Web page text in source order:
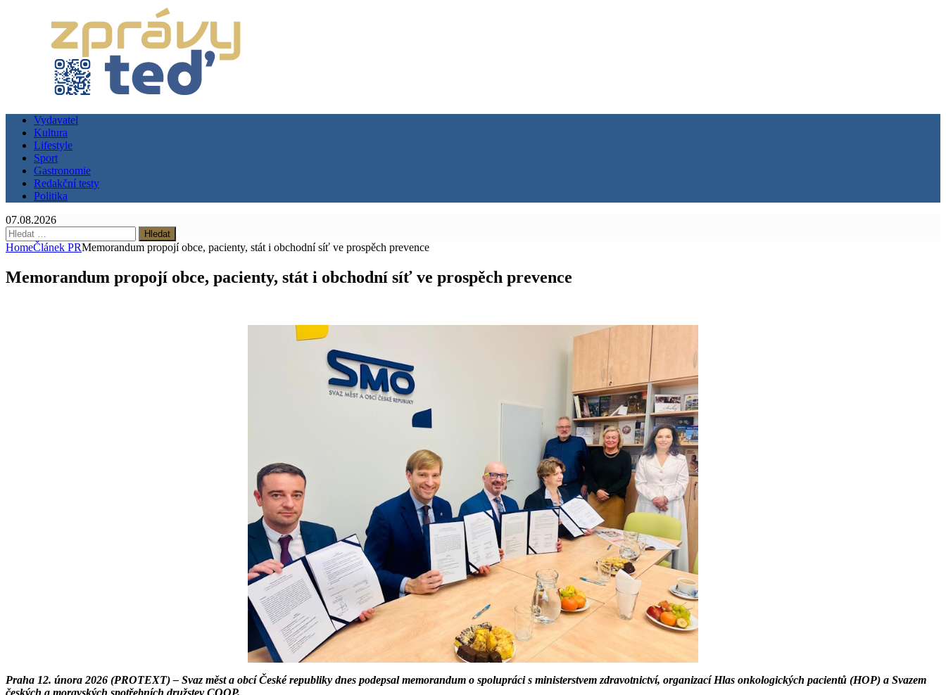
Vydavatel
Kultura
Lifestyle
Sport
Gastronomie
Redakční testy
Politika
07.08.2026
Vyhledávání
HomeČlánek PRMemorandum propojí obce, pacienty, stát i obchodní síť ve prospěch prevence
Memorandum propojí obce, pacienty, stát i obchodní síť ve prospěch prevence
Praha 12. února 2026 (PROTEXT) – Svaz měst a obcí České republiky dnes podepsal memorandum o spolupráci s ministerstvem zdravotnictví, organizací Hlas onkologických pacientů (HOP) a Svazem
českých a moravských spotřebních družstev COOP.